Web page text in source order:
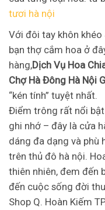
tươi hà nội
Với đôi tay khôn khéo
bạn thợ cắm hoa ở
hàng,Dịch Vụ Hoa
Chợ Hà Đông Hà Nội
“kén tính” tuyệt nhất.
Điểm trông rất nổi
ghi nhớ – đây là cửa
dáng đa dạng và phù
trên thủ đô hà nội.
thiên nhiên, đem đến
đến cuộc sống đời
Shop Q. Hoàn Kiếm